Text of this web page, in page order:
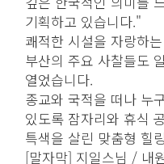
기획하고 있습니다."
쾌적한 시설을 자랑하
부산의 주요 사찰들도
열었습니다.
종교와 국적을 떠나 누
있도록 잠자리와 휴식
특색을 살린 맞춤형 힐
[말자막] 지일스님 / 내